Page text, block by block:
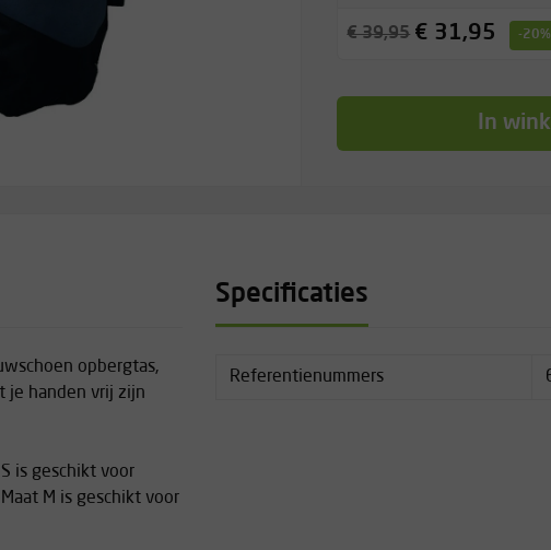
€ 39,95 € 31,95 -20%
In
opbergtas,
je handen vrij zijn
is geschikt voor
M is geschikt voor
Specificaties
Referentienummers